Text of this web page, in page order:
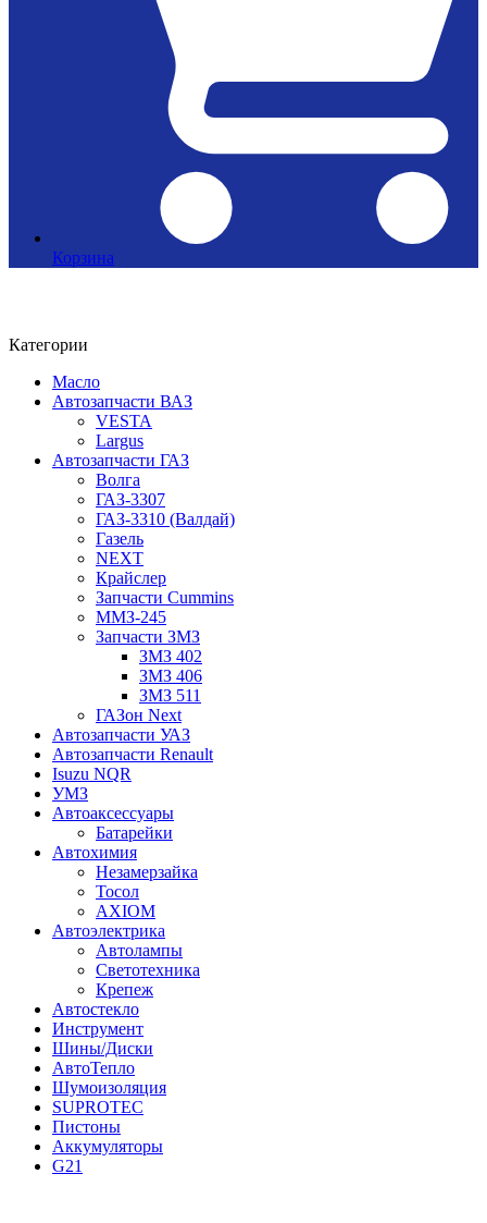
Корзина
Категории
Масло
Автозапчасти ВАЗ
VESTA
Largus
Автозапчасти ГАЗ
Волга
ГАЗ-3307
ГАЗ-3310 (Валдай)
Газель
NEXT
Крайслер
Запчасти Cummins
ММЗ-245
Запчасти ЗМЗ
ЗМЗ 402
ЗМЗ 406
ЗМЗ 511
ГАЗон Next
Автозапчасти УАЗ
Автозапчасти Renault
Isuzu NQR
УМЗ
Автоаксессуары
Батарейки
Автохимия
Незамерзайка
Тосол
AXIOM
Автоэлектрика
Автолампы
Светотехника
Крепеж
Автостекло
Инструмент
Шины/Диски
АвтоТепло
Шумоизоляция
SUPROTEC
Пистоны
Аккумуляторы
G21